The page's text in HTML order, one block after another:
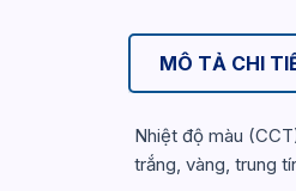
MÔ TẢ CHI
Nhiệt độ màu
trắng, vàng, trung